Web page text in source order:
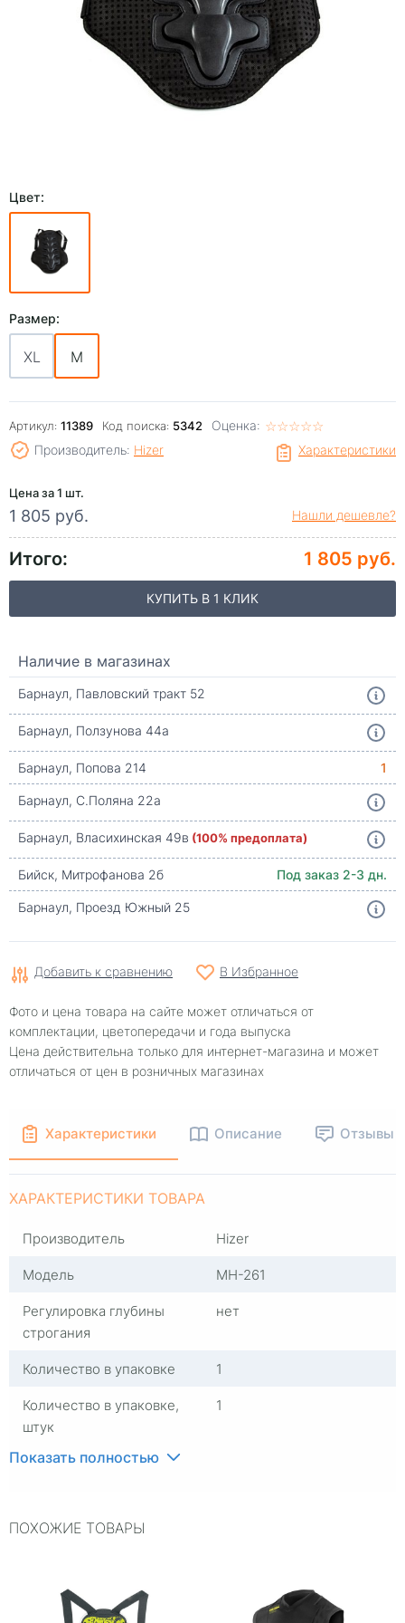
Цвет:
Размер:
XL M
Артикул: 11389 Код поиска: 5342 Оценка: ☆☆☆☆☆
★★★★★
Характеристики
Производитель: Hizer
Цена за 1 шт.
1 805 руб. Нашли дешевле?
Итого: 1 805 руб.
КУПИТЬ В 1 КЛИК
Наличие в магазинах
Барнаул, Павловский тракт 52
Барнаул, Ползунова 44а
Барнаул, Попова 214
1
Барнаул, С.Поляна 22а
Барнаул, Власихинская 49в (100% предоплата)
Бийск, Митрофанова 2б
Под заказ 2-3 дн.
Барнаул, Проезд Южный 25
Добавить к сравнению В Избранное
Фото и цена товара на сайте может отличаться от
комплектации, цветопередачи и года выпуска
Цена действительна только для интернет-магазина и может
отличаться от цен в розничных магазинах
Характеристики Описание Отзывы
ХАРАКТЕРИСТИКИ ТОВАРА
Производитель
Hizer
Модель
MH-261
Регулировка глубины
строгания
нет
Количество в упаковке
1
Количество в упаковке,
штук
1
Страна изготовителя
Размер
Целевая аудитория
Взрослая
Показать полностью
ПОХОЖИЕ ТОВАРЫ